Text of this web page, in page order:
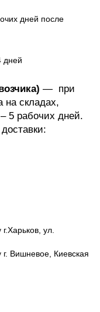
дней после
дней
— при
на складах,
5 рабочих дней.
ул.
Вишневое, Киевская